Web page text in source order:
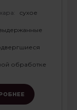
сухое
обработке